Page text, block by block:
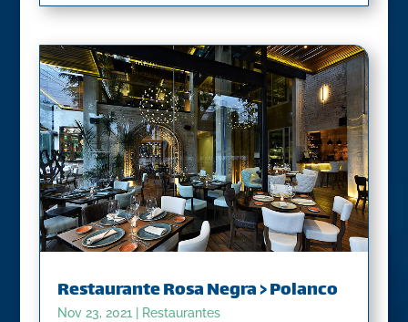
Restaurante Rosa Negra > Polanco
Nov 23, 2021 Restaurantes